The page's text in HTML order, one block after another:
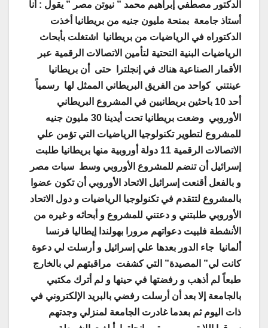
الدكتور مصطفي إبراهيم محمد ” نيوتن مصر ” يقول : أنا
أستاذ جامعة بمنحة مليون جنيه من بريطانيا أخذت
الدكتوراه في الرياضيات من بريطانيا اشتغلت بأبحاث
الرياضيات البنية التحتية لتأمين الاتصالات الرقمية عبر
الأقمار الصناعية هناك في إنجلترا حتى أن بريطانيا
عينتني كواحد من الفريق البريطاني الممثل لها رسمياً
أحد 10 باحثين بريطانيين في المشروع البريطاني
الأوروبي وضعت بريطانيا تحت أيدينا 30 مليون جنيه
للمشروع لتطوير تكنولوجيا الرياضيات التي تؤمن علي
الاتصالات الرقمية 11 دولة أوروبية منها بريطانيا طلبت
إسرائيل أن تنضم للمشروع الأوروبي وسط سبات مصر
و بالفعل أقنعت إسرائيل الاتحاد الأوروبي أن تكون عضوا
بالمشروع لتتقدم في تكنولوجيا الرياضيات و دول الاتحاد
الأوروبي طلبتني و دعتني للمشروع و أبحاثه و غيره من
الأنشطة فلبيت دعواتهم مرورا بهولندا إيطاليا فرنسا
ألمانيا جاء الدور بعدها علي إسرائيل و أرسلت لي دعوة
كانت لي” المصيدة” التي كشفت مراقبتهم لي بالخارج
طبعاً لم أذهب و رفضتها في حينها و لم أترك مكتبي
بالجامعة إلا بعد أن أرسلت رفضي بالبريد الإلكتروني في
ذات اليوم ثم بعدما غادرت الجامعة لمنزلي وجدتهم